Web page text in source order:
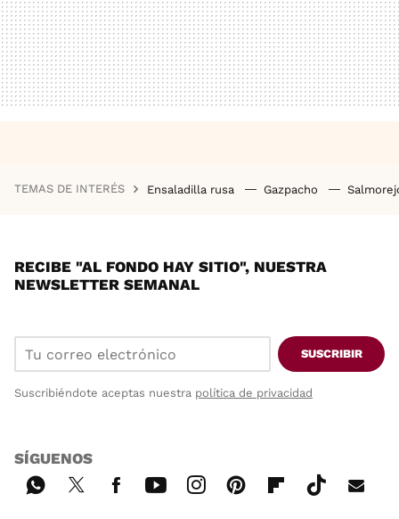
TEMAS DE INTERÉS Ensaladilla rusa Gazpacho
RECIBE "AL FONDO HAY SITIO", NUESTRA
NEWSLETTER SEMANAL
SUSCRIBIR
Suscribiéndote aceptas nuestra política de privacidad
SÍGUENOS